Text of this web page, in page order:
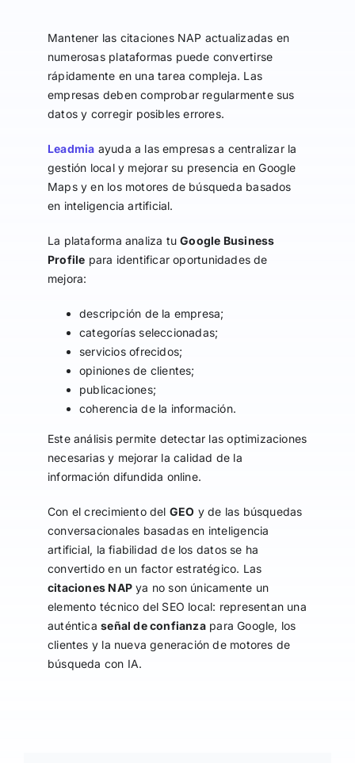
Mantener las citaciones NAP actualizadas en
numerosas plataformas puede convertirse
rápidamente en una tarea compleja. Las
empresas deben comprobar regularmente sus
datos y corregir posibles errores.
Leadmia ayuda a las empresas a centralizar la
gestión local y mejorar su presencia en Google
Maps y en los motores de búsqueda basados
en inteligencia artificial.
La plataforma analiza tuGoogle Business
Profile para identificar oportunidades de
mejora:
descripción de la empresa;
categorías seleccionadas;
servicios ofrecidos;
opiniones de clientes;
publicaciones;
coherencia de la información.
Este análisis permite detectar las optimizaciones
necesarias y mejorar la calidad de la
información difundida online.
Con el crecimiento del GEO y de las búsquedas
conversacionales basadas en inteligencia
artificial, la fiabilidad de los datos se ha
convertido en un factor estratégico. Las
citaciones NAPya no son únicamente un
elemento técnico del SEO local: representan una
auténticaseñal de confianzapara Google, los
clientes y la nueva generación de motores de
búsqueda con IA.